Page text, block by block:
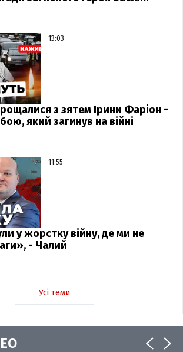
13:03
з зятем Ірини Фаріон -
який загинув на війні
11:55
у жорстку війну, де ми не
- Чалий
Усі теми